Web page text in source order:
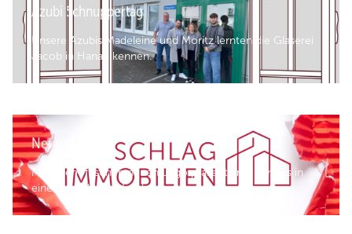
Azubi Schnuppertag
Unsere Azubis Madeleine und Moritz lernten die Glaserei
Jacob in Hanau kennen.
Neues Logo
Mit einem frischen neuen Logo präsentieren wir uns in
einem modernen Look